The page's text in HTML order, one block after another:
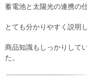
蓄電池と太陽光の連携の
とても分かりやすく説明
商品知識もしっかりして
た。